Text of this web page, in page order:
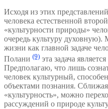
Исходя из этих
человека естественной
«культурности природы»
очередь культуру
жизни как главной задаче
Полани (9) эта задача
Предполагаю, что лишь
человек культурный,
объектами познания.
«культурность», можно
рассуждений о природе